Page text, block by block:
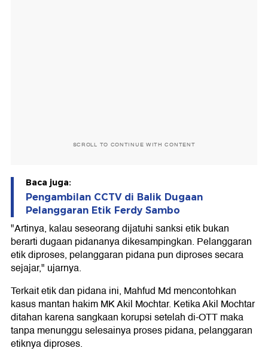
SCROLL TO CONTINUE WITH CONTENT
Baca juga:
Pengambilan CCTV di Balik Dugaan
Pelanggaran Etik Ferdy Sambo
"Artinya, kalau seseorang dijatuhi sanksi etik bukan
berarti dugaan pidananya dikesampingkan. Pelanggaran
etik diproses, pelanggaran pidana pun diproses secara
sejajar," ujarnya.
Terkait etik dan pidana ini, Mahfud Md mencontohkan
kasus mantan hakim MK Akil Mochtar. Ketika Akil Mochtar
ditahan karena sangkaan korupsi setelah di-OTT maka
tanpa menunggu selesainya proses pidana, pelanggaran
etiknya diproses.